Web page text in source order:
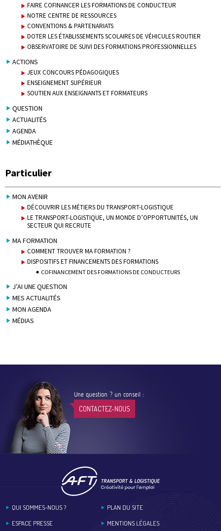
FAIRE COFINANCER LES FORMATIONS DE CONDUCTEUR
NOTRE CENTRE DE RESSOURCES
CONVENTIONS & PARTENARIATS
DOTER LES ÉTABLISSEMENTS SCOLAIRES DE VÉHICULES ROUTIER
OBSERVATOIRE DE SUIVI DES FORMATIONS PROFESSIONNELLES
ACTIONS
JEUX CONCOURS PÉDAGOGIQUES
ENSEIGNEMENT SUPÉRIEUR
SOUTIEN AUX ENSEIGNANTS ET FORMATEURS
QUESTION
ACTUALITÉS
AGENDA
MÉDIATHÈQUE
Particulier
MON AVENIR
DÉCOUVRIR LES MÉTIERS DU TRANSPORT-LOGISTIQUE
LE TRANSPORT-LOGISTIQUE, UN MONDE D’OPPORTUNITÉS, UN
SECTEUR QUI RECRUTE
MA FORMATION
COMMENT TROUVER MA FORMATION ?
DISPOSITIFS ET FINANCEMENTS DES FORMATIONS
COFINANCEMENT DES FORMATIONS DE CONDUCTEURS
J’AI UNE QUESTION
MES ACTUALITÉS
MON AGENDA
MÉDIAS
Une question ? un conseil :
CONTACTEZ-NOUS
QUI SOMMES-NOUS ?
ESPACE PRESSE
PLAN DU SITE
MENTIONS LÉGALES